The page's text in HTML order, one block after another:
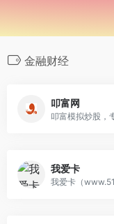
金融财经
叩富网
我爱卡